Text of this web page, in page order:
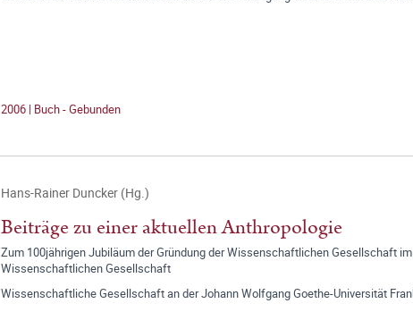
2006 | Buch - Gebunden
Hans-Rainer Duncker (Hg.)
Beiträge zu einer aktuellen Anthropologie
Zum 100jährigen Jubiläum der Gründung der Wissenschaftlichen Gesellschaft
Wissenschaftlichen Gesellschaft
Wissenschaftliche Gesellschaft an der Johann Wolfgang Goethe-Universität